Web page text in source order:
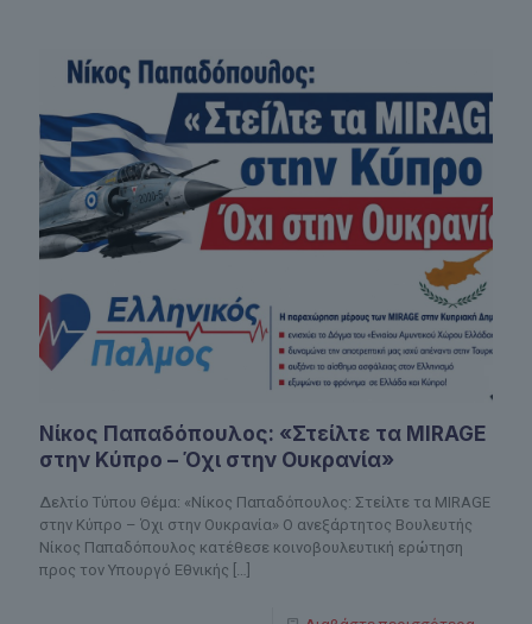
Νίκος Παπαδόπουλος: «Στείλτε τα MIRAGE
στην Κύπρο – Όχι στην Ουκρανία»
Δελτίο Τύπου Θέμα: «Νίκος Παπαδόπουλος: Στείλτε τα MIRAGE
στην Κύπρο – Όχι στην Ουκρανία» Ο ανεξάρτητος Βουλευτής
Νίκος Παπαδόπουλος κατέθεσε κοινοβουλευτική ερώτηση
προς τον Υπουργό Εθνικής […]